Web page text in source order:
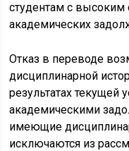
студентам с
академических
Отказ в переводе
дисциплинарной
результатах текущей
академическими
имеющие
исключаются из